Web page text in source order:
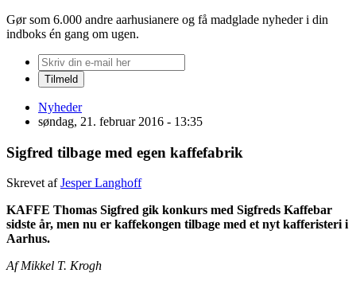
Gør som 6.000 andre aarhusianere og få madglade nyheder i din
indboks én gang om ugen.
Nyheder
søndag, 21. februar 2016 - 13:35
Sigfred tilbage med egen kaffefabrik
Skrevet afJesper Langhoff
KAFFE Thomas Sigfred gik konkurs med Sigfreds Kaffebar
sidste år, men nu er kaffekongen tilbage med et nyt kafferisteri i
Aarhus.
Af Mikkel T. Krogh